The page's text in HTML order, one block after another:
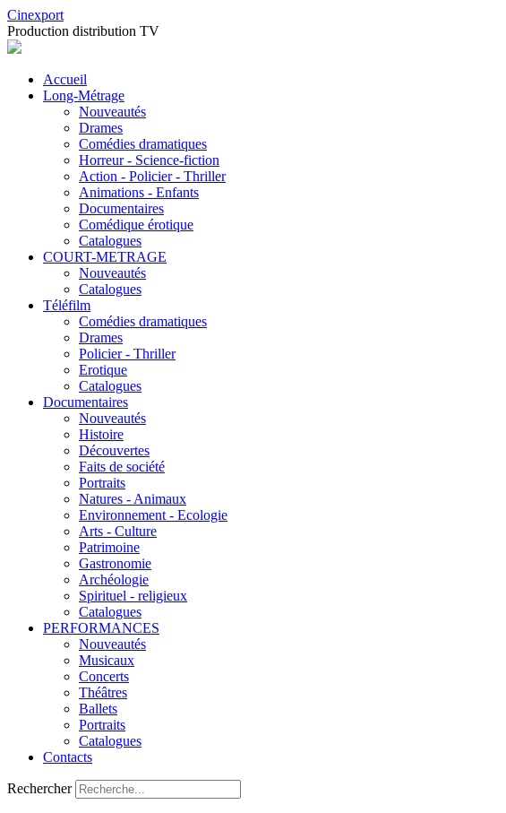
Cinexport
Production distribution TV
Accueil
Long-Métrage
Nouveautés
Drames
Comédies dramatiques
Horreur - Science-fiction
Action - Policier - Thriller
Animations - Enfants
Documentaires
Comédique érotique
Catalogues
COURT-METRAGE
Nouveautés
Catalogues
Téléfilm
Comédies dramatiques
Drames
Policier - Thriller
Erotique
Catalogues
Documentaires
Nouveautés
Histoire
Découvertes
Faits de société
Portraits
Natures - Animaux
Environnement - Ecologie
Arts - Culture
Patrimoine
Gastronomie
Archéologie
Spirituel - religieux
Catalogues
PERFORMANCES
Nouveautés
Musicaux
Concerts
Théâtres
Ballets
Portraits
Catalogues
Contacts
Rechercher